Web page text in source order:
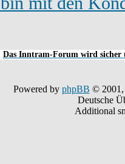
Das Inntram-Forum wird sicher
Powered by phpBB © 2001,
Deutsche
Additional